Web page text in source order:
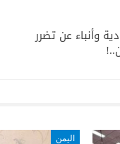
وأنباء عن تضرر
اليمن